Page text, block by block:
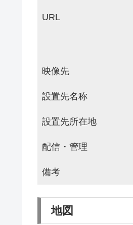
URL
映像先
設置先名称
設置先所在地
配信・管理
備考
地図